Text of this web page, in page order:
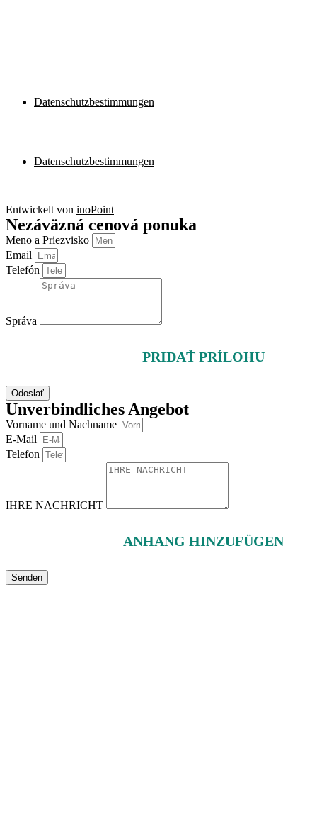
Datenschutzbestimmungen
Datenschutzbestimmungen
Entwickelt von inoPoint
Nezáväzná cenová ponuka
Meno a Priezvisko
Email
Telefón
Správa
PRIDAŤ PRÍLOHU
Odoslať
Unverbindliches Angebot
Vorname und Nachname
E-Mail
Telefon
IHRE NACHRICHT
ANHANG HINZUFÜGEN
Senden